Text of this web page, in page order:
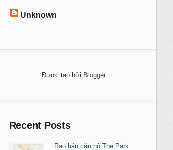
Unknown
Được tạo bởi Blogger.
Recent Posts
Rao bán căn hộ The Park